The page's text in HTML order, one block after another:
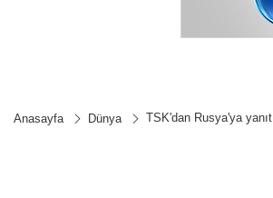
Anasayfa Dünya TSK'dan Rusya'ya yanıt